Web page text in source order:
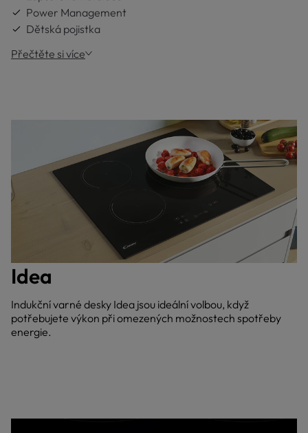
Power Management
Dětská pojistka
Přečtěte si více
Idea
Indukční varné desky Idea jsou ideální volbou, když
potřebujete výkon při omezených možnostech spotřeby
energie.